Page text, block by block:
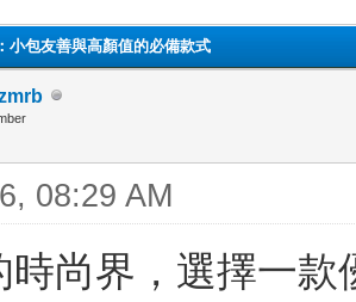
小包友善與高顏值的必備款式
08:29 AM
時尚界，選擇一